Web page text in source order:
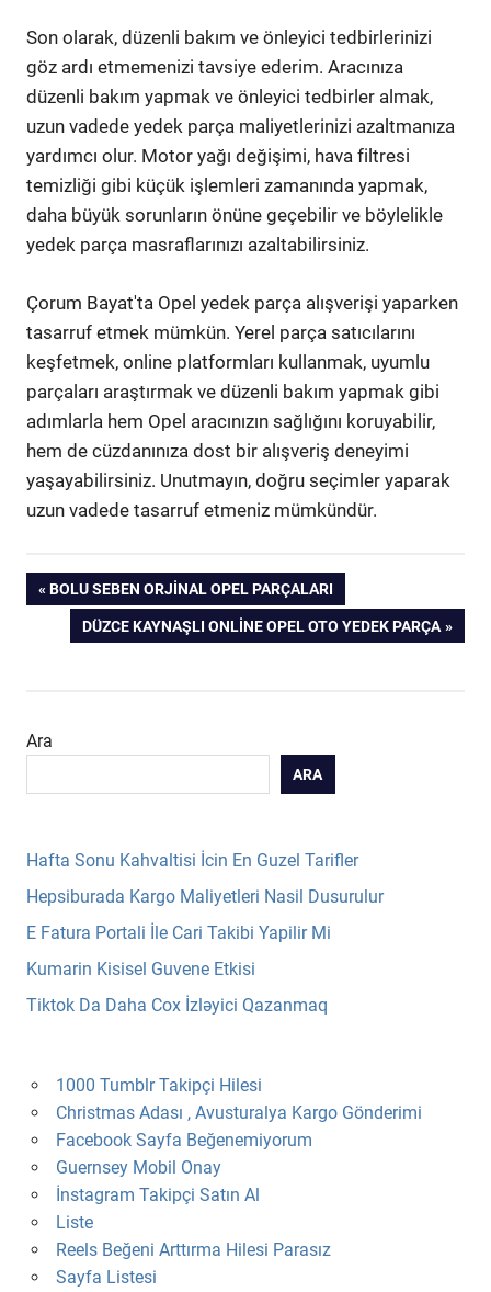
Son olarak, düzenli bakım ve önleyici tedbirlerinizi
göz ardı etmemenizi tavsiye ederim. Aracınıza
düzenli bakım yapmak ve önleyici tedbirler almak,
uzun vadede yedek parça maliyetlerinizi azaltmanıza
yardımcı olur. Motor yağı değişimi, hava filtresi
temizliği gibi küçük işlemleri zamanında yapmak,
daha büyük sorunların önüne geçebilir ve böylelikle
yedek parça masraflarınızı azaltabilirsiniz.
Çorum Bayat'ta Opel yedek parça alışverişi yaparken
tasarruf etmek mümkün. Yerel parça satıcılarını
keşfetmek, online platformları kullanmak, uyumlu
parçaları araştırmak ve düzenli bakım yapmak gibi
adımlarla hem Opel aracınızın sağlığını koruyabilir,
hem de cüzdanınıza dost bir alışveriş deneyimi
yaşayabilirsiniz. Unutmayın, doğru seçimler yaparak
uzun vadede tasarruf etmeniz mümkündür.
Yazı
gezinmesi
PREVIOUS
POST:
BOLU SEBEN ORJINAL OPEL PARÇALARI
NEXT
POST:
DÜZCE KAYNAŞLI ONLINE OPEL OTO YEDEK PARÇA
Ara
ARA
Hafta Sonu Kahvaltisi İcin En Guzel Tarifler
Hepsiburada Kargo Maliyetleri Nasil Dusurulur
E Fatura Portali İle Cari Takibi Yapilir Mi
Kumarin Kisisel Guvene Etkisi
Tiktok Da Daha Cox İzləyici Qazanmaq
1000 Tumblr Takipçi Hilesi
Christmas Adası , Avusturalya Kargo Gönderimi
Facebook Sayfa Beğenemiyorum
Guernsey Mobil Onay
İnstagram Takipçi Satın Al
Liste
Reels Beğeni Arttırma Hilesi Parasız
Sayfa Listesi